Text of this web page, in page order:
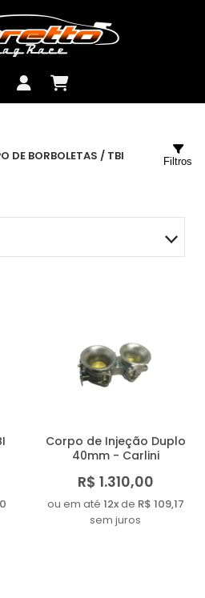
DE BORBOLETAS / TBI Filtros
Corpo de Injeção Duplo
40mm - Carlini
R$ 1.310,00
ou em até 12xde R$ 109,17
sem juros